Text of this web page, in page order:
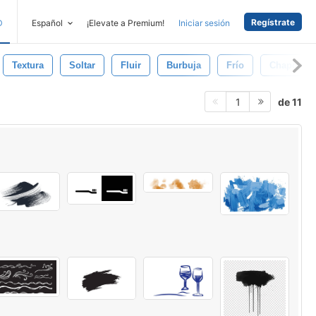
Español ¡Elevate a Premium! Iniciar sesión Regístrate
Textura Soltar Fluir Burbuja Frío Chapoteo
1 de 11